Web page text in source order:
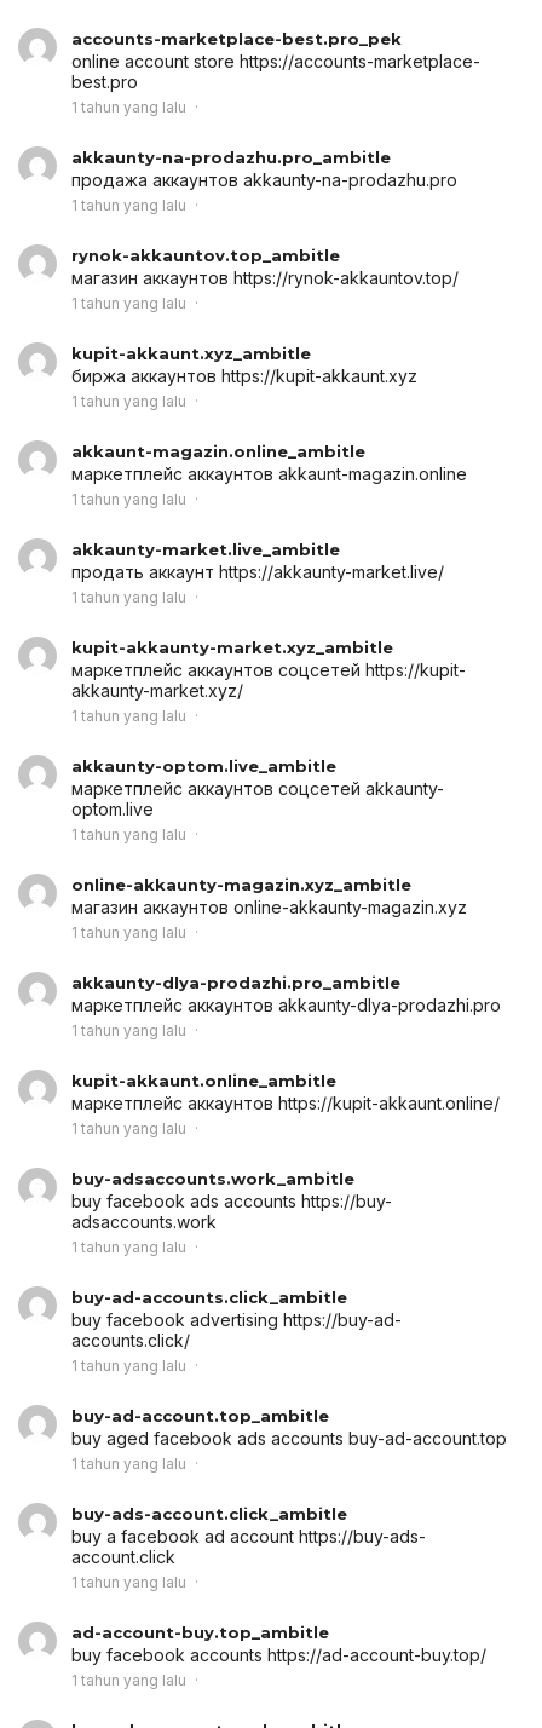
accounts-marketplace-best.pro_pek
online account store https://accounts-marketplace-
best.pro
1 tahun yang lalu
akkaunty-na-prodazhu.pro_ambitle
продажа аккаунтов akkaunty-na-prodazhu.pro
1 tahun yang lalu
rynok-akkauntov.top_ambitle
магазин аккаунтов https://rynok-akkauntov.top/
1 tahun yang lalu
kupit-akkaunt.xyz_ambitle
биржа аккаунтов https://kupit-akkaunt.xyz
1 tahun yang lalu
akkaunt-magazin.online_ambitle
маркетплейс аккаунтов akkaunt-magazin.online
1 tahun yang lalu
akkaunty-market.live_ambitle
продать аккаунт https://akkaunty-market.live/
1 tahun yang lalu
kupit-akkaunty-market.xyz_ambitle
маркетплейс аккаунтов соцсетей https://kupit-
akkaunty-market.xyz/
1 tahun yang lalu
akkaunty-optom.live_ambitle
маркетплейс аккаунтов соцсетей akkaunty-
optom.live
1 tahun yang lalu
online-akkaunty-magazin.xyz_ambitle
магазин аккаунтов online-akkaunty-magazin.xyz
1 tahun yang lalu
akkaunty-dlya-prodazhi.pro_ambitle
маркетплейс аккаунтов akkaunty-dlya-prodazhi.pro
1 tahun yang lalu
kupit-akkaunt.online_ambitle
маркетплейс аккаунтов https://kupit-akkaunt.online/
1 tahun yang lalu
buy-adsaccounts.work_ambitle
buy facebook ads accounts https://buy-
adsaccounts.work
1 tahun yang lalu
buy-ad-accounts.click_ambitle
buy facebook advertising https://buy-ad-
accounts.click/
1 tahun yang lalu
buy-ad-account.top_ambitle
buy aged facebook ads accounts buy-ad-account.top
1 tahun yang lalu
buy-ads-account.click_ambitle
buy a facebook ad account https://buy-ads-
account.click
1 tahun yang lalu
ad-account-buy.top_ambitle
buy facebook accounts https://ad-account-buy.top/
1 tahun yang lalu